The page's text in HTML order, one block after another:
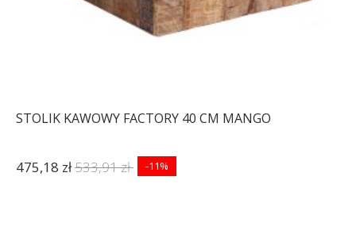
STOLIK KAWOWY FACTORY 40 CM MANGO
475,18 zł533,91 zł -11%